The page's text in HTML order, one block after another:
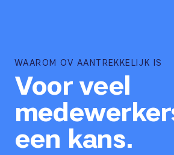
WAAROM OV AANTREKKELIJK IS
Voor veel
een kans.